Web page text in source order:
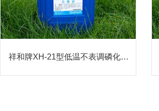
祥和牌XH-21型低温不表调磷化浓缩液